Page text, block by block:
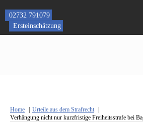
content
02732 791079
Ersteinschätzung
Home
Urteile aus dem Strafrecht
Verhängung nicht nur kurzfristige Freiheitsstrafe bei